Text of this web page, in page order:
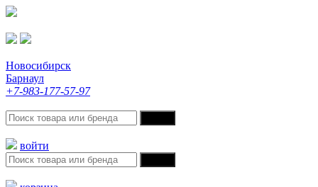
Новосибирск
Барнаул
+7-983-177-57-97
войти